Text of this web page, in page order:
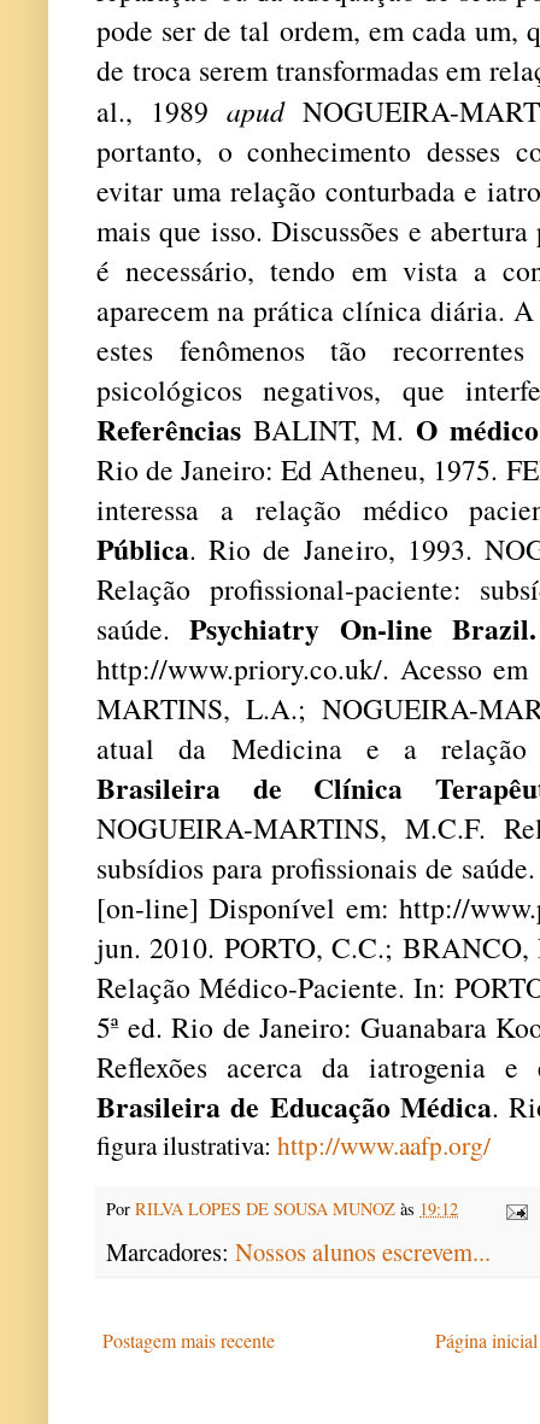
pode ser de tal ordem, em cada um,
de troca serem transformadas em
al., 1989 apud NOGUEIRA-
portanto, o conhecimento desses
evitar uma relação conturbada e
mais que isso. Discussões e
é necessário, tendo em vista a
aparecem na prática clínica diária.
estes fenômenos tão
psicológicos negativos, que
Referências BALINT, M. O
Rio de Janeiro: Ed Atheneu, 1975.
interessa a relação médico
Pública. Rio de Janeiro, 1993.
Relação profissional-paciente:
saúde.Psychiatry On-line Brazil.
http://www.priory.co.uk/. Acesso
MARTINS, L.A.; NOGUEIRA-
atual da Medicina e a relação
Brasileira de Clínica
NOGUEIRA-MARTINS, M.C.F.
subsídios para profissionais de
[on-line] Disponível em: http://
jun. 2010. PORTO, C.C.;
Relação Médico-Paciente. In:
5ª ed. Rio de Janeiro: Guanabara
Reflexões acerca da iatrogenia
Brasileira de Educação Médica.
figura ilustrativa: http://www.aafp.org/
Por RILVA LOPES DE SOUSA MUNOZ às 19:12
Marcadores: Nossos alunos escrevem...
Postagem mais recente Página inicial